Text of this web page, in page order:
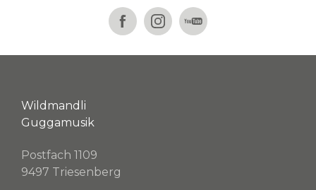
Wildmandli
Guggamusik
Postfach 1109
9497 Triesenberg